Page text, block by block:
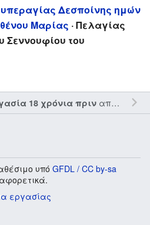
Δεσποίνης ημών
Μαρίας · Πελαγίας
Σεννουφίου του
18 χρόνια πριναπό τον την
υπό GFDL / CC by-sa
εργασίας